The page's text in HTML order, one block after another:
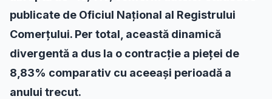
publicate de Oficiul Național al Registrului
Comerțului. Per total, această dinamică
divergentă a dus la o contracție a pieței de
8,83% comparativ cu aceeași perioadă a
anului trecut.